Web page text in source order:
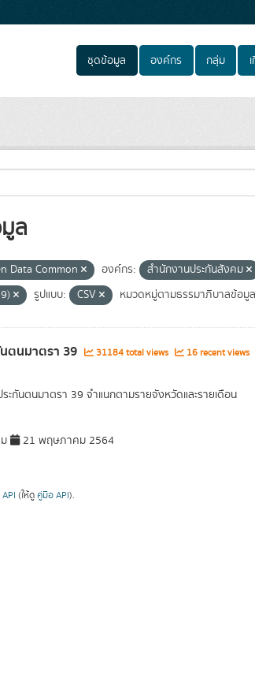
ชุดข้อมูล องค์กร กลุ่ม
ล
Data Common องค์กร: สำนักงานประกันสังคม
รูปแบบ: CSV หมวดหมู่ตามธรรมาภิบาลข้อมู
ตนมาตรา 39 31184 total views 16 recent views
ะกันตนมาตรา 39 จำแนกตามรายจังหวัดและรายเดือน
21 พฤษภาคม 2564
API (ให้ดู คู่มือ API).